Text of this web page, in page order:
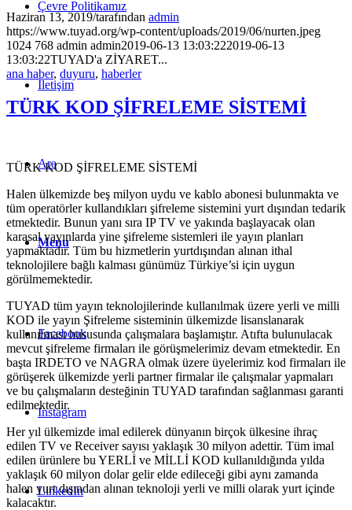
Çevre Politikamız
İletişim
Ara
Menu
Facebook
Instagram
LinkedIn
Haziran 13, 2019/tarafından admin
https://www.tuyad.org/wp-content/uploads/2019/06/nurten.jpeg
1024 768 admin admin2019-06-13 13:03:222019-06-13
13:03:22TUYAD'a ZİYARET...
ana haber, duyuru, haberler
TÜRK KOD ŞİFRELEME SİSTEMİ
TÜRK KOD ŞİFRELEME SİSTEMİ
Halen ülkemizde beş milyon uydu ve kablo abonesi bulunmakta ve
tüm operatörler kullandıkları şifreleme sistemini yurt dışından tedarik
etmektedir. Bunun yanı sıra IP TV ve yakında başlayacak olan
karasal yayınlarda yine şifreleme sistemleri ile yayın planları
yapmaktadır. Tüm bu hizmetlerin yurtdışından alınan ithal
teknolojilere bağlı kalması günümüz Türkiye’si için uygun
görülmemektedir.
TUYAD tüm yayın teknolojilerinde kullanılmak üzere yerli ve milli
KOD ile yayın Şifreleme sisteminin ülkemizde lisanslanarak
kullanılması hususunda çalışmalara başlamıştır. Atıfta bulunulacak
mevcut şifreleme firmaları ile görüşmelerimiz devam etmektedir. En
başta IRDETO ve NAGRA olmak üzere üyelerimiz kod firmaları ile
görüşerek ülkemizde yerli partner firmalar ile çalışmalar yapmaları
ve bu çalışmaların desteğinin TUYAD tarafından sağlanması garanti
edilmektedir.
Her yıl ülkemizde imal edilerek dünyanın birçok ülkesine ihraç
edilen TV ve Receiver sayısı yaklaşık 30 milyon adettir. Tüm imal
edilen ürünlere bu YERLİ ve MİLLİ KOD kullanıldığında yılda
yaklaşık 60 milyon dolar gelir elde edileceği gibi aynı zamanda
halen yurt dışından alınan teknoloji yerli ve milli olarak yurt içinde
kalacaktır.